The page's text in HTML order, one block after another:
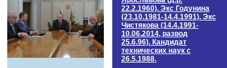
22.2.1960). Экс Годунина
(23.10.1981-14.4.1991). Экс
Чистякова (14.4.1991-
10.06.2014, развод
25.6.96). Кандидат
технических наук c
26.5.1988.